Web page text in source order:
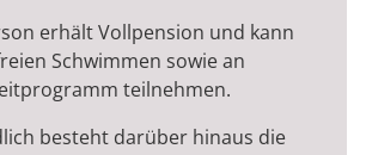
erhält Vollpension und kann
Schwimmen sowie an
teilnehmen.
besteht darüber hinaus die